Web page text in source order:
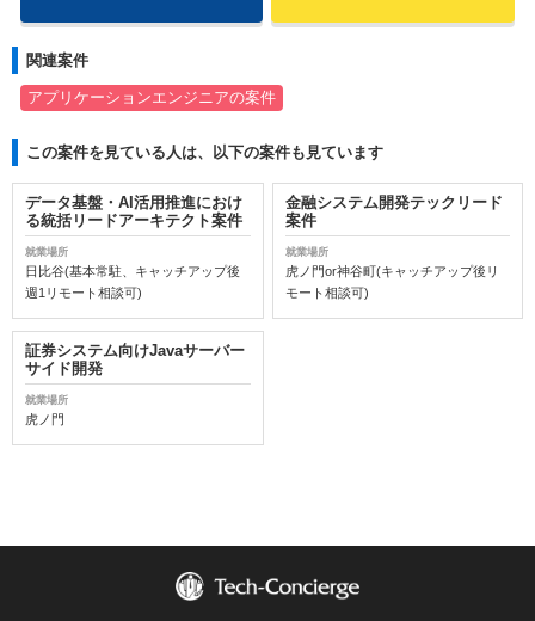
関連案件
アプリケーションエンジニアの案件
この案件を見ている人は、以下の案件も見ています
データ基盤・AI活用推進におけ
る統括リードアーキテクト案件
就業場所
日比谷(基本常駐、キャッチアップ後
週1リモート相談可)
金融システム開発テックリード
案件
就業場所
虎ノ門or神谷町(キャッチアップ後リ
モート相談可)
証券システム向けJavaサーバー
サイド開発
就業場所
虎ノ門